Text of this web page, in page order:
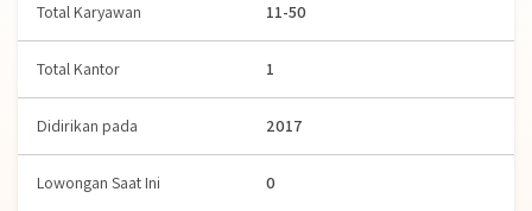
Total Karyawan 11-50
Total Kantor 1
Didirikan pada 2017
Lowongan Saat Ini 0